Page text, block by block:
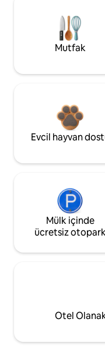
Mutfak
Evcil hayvan
Mülk içinde
ücretsiz
Otel